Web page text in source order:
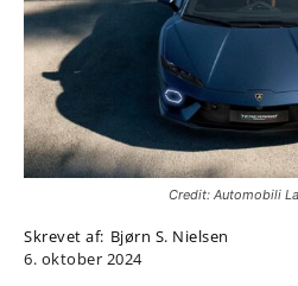
Credit: Automobili
Skrevet af: Bjørn S. Nielsen
6. oktober 2024